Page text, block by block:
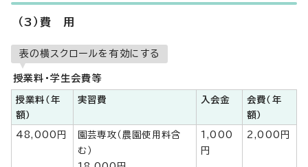
（3）費 用
表の横スクロールを有効にする
授業料・学生会費等
授業料（年
額）
実習費 入会金
会費（年
額）
48,000円
園芸専攻（農園使用料含
む）
1,000
円
2,000円